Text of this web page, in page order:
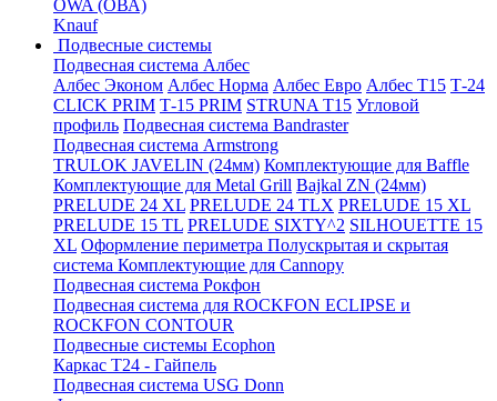
OWA (ОВА)
Knauf
Подвесные системы
Подвесная система Албес
Албес Эконом Албес Норма Албес Евро Албес T15 Т-24
CLICK PRIM Т-15 PRIM STRUNA Т15 Угловой
профиль Подвесная система Bandraster
Подвесная система Armstrong
TRULOK JAVELIN (24мм) Комплектующие для Baffle
Комплектующие для Metal Grill Bajkal ZN (24мм)
PRELUDE 24 XL PRELUDE 24 TLX PRELUDE 15 XL
PRELUDE 15 TL PRELUDE SIXTY^2 SILHOUETTE 15
XL Оформление периметра Полускрытая и скрытая
система Комплектующие для Cannopy
Подвесная система Рокфон
Подвесная система для ROCKFON ECLIPSE и
ROCKFON CONTOUR
Подвесные системы Ecophon
Каркас Т24 - Гайпель
Подвесная система USG Donn